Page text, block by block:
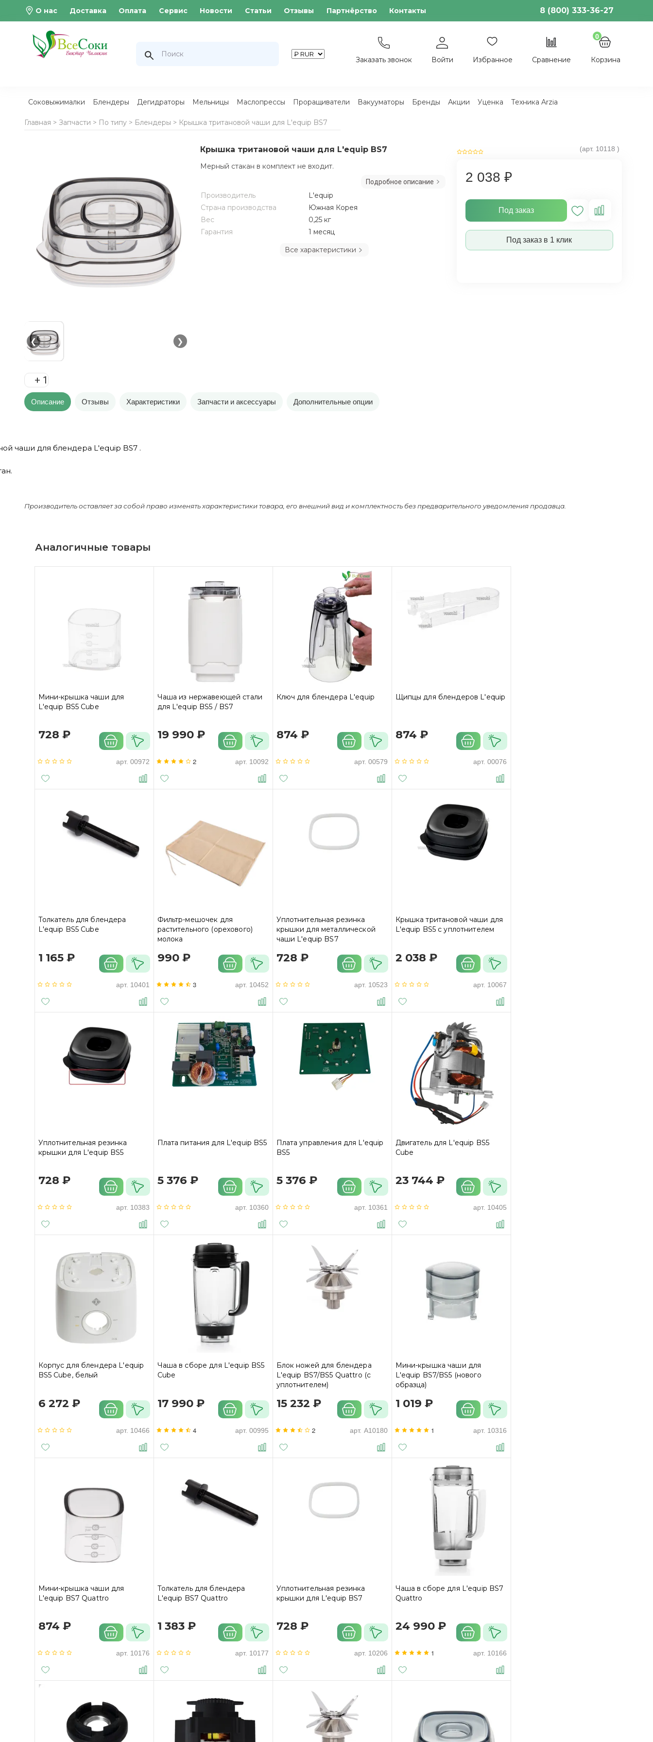
О нас Доставка Оплата Сервис Новости Статьи Отзывы Партнёрство Контакты 8 (800) 333-36-27
Заказать звонок Войти Избранное Сравнение
0
Корзина
Соковыжималки Блендеры Дегидраторы Мельницы Маслопрессы Проращиватели Вакууматоры Бренды Акции Уценка Техника Arzia
Главная > Запчасти > По типу> Блендеры > Крышка тритановой чаши для L'equip BS7
❮ ❯
+ 1
Крышка тритановой чаши для L'equip BS7 (арт. 10118 )
2 038 ₽
Под заказ
Под заказ в 1 клик
Мерный стакан в комплект не входит.
Подробное описание
Производитель
L'equip
Страна производства
Южная Корея
Вес
0,25 кг
Гарантия
1 месяц
Все характеристики
Описание Отзывы Характеристики Запчасти и аксессуары Дополнительные опции
чаши для блендера L'equip BS7 .
Производитель оставляет за собой право изменять характеристики товара, его внешний вид и комплектность без предварительного уведомления продавца.
Аналогичные товары
Мини-крышка чаши для
L'equip BS5 Cube
728 ₽
арт. 00972
Чаша из нержавеющей стали
для L'equip BS5 / BS7
19 990 ₽
2 арт. 10092
Ключ для блендера L'equip
874 ₽
арт. 00579
Щипцы для блендеров L'equip
874 ₽
арт. 00076
Толкатель для блендера
L'equip BS5 Cube
1 165 ₽
арт. 10401
Фильтр-мешочек для
растительного (орехового)
молока
990 ₽
3 арт. 10452
Уплотнительная резинка
крышки для металлической
чаши L'equip BS7
728 ₽
арт. 10523
Крышка тритановой чаши для
L'equip BS5 c уплотнителем
2 038 ₽
арт. 10067
Уплотнительная резинка
крышки для L'equip BS5
728 ₽
арт. 10383
Плата питания для L'equip BS5
5 376 ₽
арт. 10360
Плата управления для L'equip
BS5
5 376 ₽
арт. 10361
Двигатель для L'equip BS5
Cube
23 744 ₽
арт. 10405
Корпус для блендера L'equip
BS5 Cube, белый
6 272 ₽
арт. 10466
Чаша в сборе для L'equip BS5
Cube
17 990 ₽
4 арт. 00995
Блок ножей для блендера
L'equip BS7/BS5 Quattro (с
уплотнителем)
15 232 ₽
2 арт. A10180
Мини-крышка чаши для
L'equip BS7/BS5 (нового
образца)
1 019 ₽
1 арт. 10316
Мини-крышка чаши для
L'equip BS7 Quattro
874 ₽
арт. 10176
Толкатель для блендера
L'equip BS7 Quattro
1 383 ₽
арт. 10177
Уплотнительная резинка
крышки для L'equip BS7
728 ₽
арт. 10206
Чаша в сборе для L'equip BS7
Quattro
24 990 ₽
1 арт. 10166